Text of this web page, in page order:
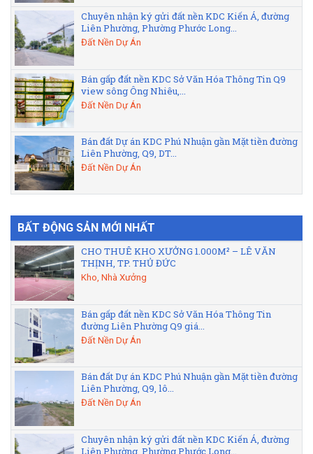
Chuyên nhận ký gửi đất nền KDC Kiến Á, đường
Liên Phường, Phường Phước Long...
Đất Nền Dự Án
Bán gấp đất nền KDC Sở Văn Hóa Thông Tin Q9
view sông Ông Nhiêu,...
Đất Nền Dự Án
Bán đất Dự án KDC Phú Nhuận gần Mặt tiền đường
Liên Phường, Q9, DT...
Đất Nền Dự Án
BẤT ĐỘNG SẢN MỚI NHẤT
CHO THUÊ KHO XƯỞNG 1.000M² – LÊ VĂN
THỊNH, TP. THỦ ĐỨC
Kho, Nhà Xưởng
Bán gấp đất nền KDC Sở Văn Hóa Thông Tin
đường Liên Phường Q9 giá...
Đất Nền Dự Án
Bán đất Dự án KDC Phú Nhuận gần Mặt tiền đường
Liên Phường, Q9, lô...
Đất Nền Dự Án
Chuyên nhận ký gửi đất nền KDC Kiến Á, đường
Liên Phường, Phường Phước Long...